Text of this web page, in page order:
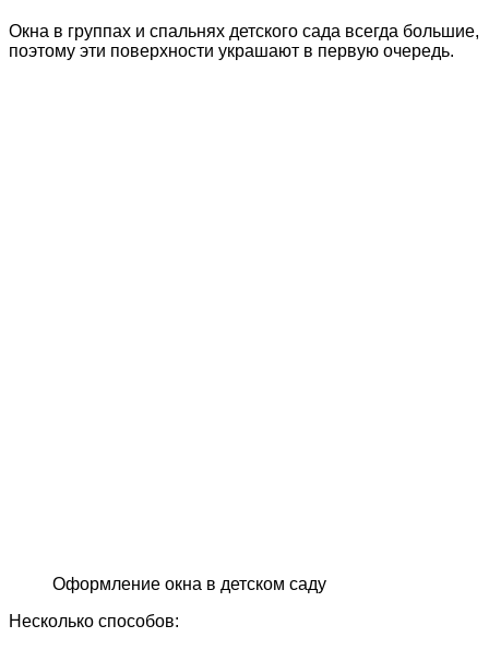
Окна в группах и спальнях детского сада всегда большие,
поэтому эти поверхности украшают в первую очередь.
Оформление окна в детском саду
Несколько способов: